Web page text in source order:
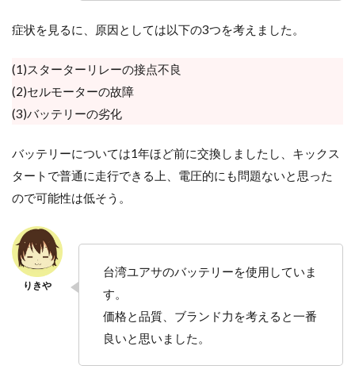
症状を見るに、原因としては以下の3つを考えました。
(1)スターターリレーの接点不良
(2)セルモーターの故障
(3)バッテリーの劣化
バッテリーについては1年ほど前に交換しましたし、キックス
タートで普通に走行できる上、電圧的にも問題ないと思った
ので可能性は低そう。
台湾ユアサのバッテリーを使用していま
す。
価格と品質、ブランド力を考えると一番
良いと思いました。